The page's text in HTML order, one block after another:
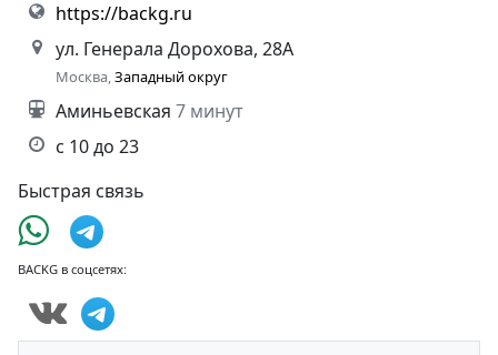
https://backg.ru
ул. Генерала Дорохова, 28А
Москва,Западный округ
Аминьевская7 минут
с 10 до 23
Быстрая связь
BACKG в соцсетях: